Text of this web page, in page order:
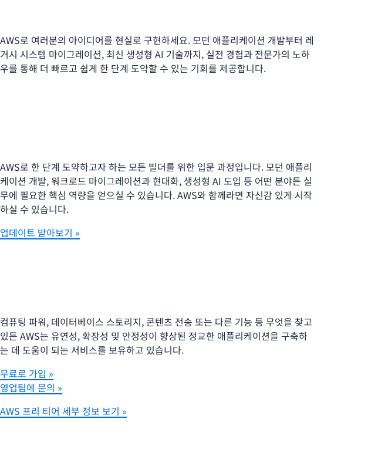
AWS로 여러분의 아이디어를 현실로 구현하세요. 모던 애플리케이션 개발부터 레
거시 시스템 마이그레이션, 최신 생성형 AI 기술까지, 실전 경험과 전문가의 노하
우를 통해 더 빠르고 쉽게 한 단계 도약할 수 있는 기회를 제공합니다.
AWS로 한 단계 도약하고자 하는 모든 빌더를 위한 입문 과정입니다. 모던 애플리
케이션 개발, 워크로드 마이그레이션과 현대화, 생성형 AI 도입 등 어떤 분야든 실
무에 필요한 핵심 역량을 얻으실 수 있습니다. AWS와 함께라면 자신감 있게 시작
하실 수 있습니다.
업데이트 받아보기 »
컴퓨팅 파워, 데이터베이스 스토리지, 콘텐츠 전송 또는 다른 기능 등 무엇을 찾고
있든 AWS는 유연성, 확장성 및 안정성이 향상된 정교한 애플리케이션을 구축하
는 데 도움이 되는 서비스를 보유하고 있습니다.
무료로 가입 »
영업팀에 문의 »
AWS 프리 티어 세부 정보 보기 »